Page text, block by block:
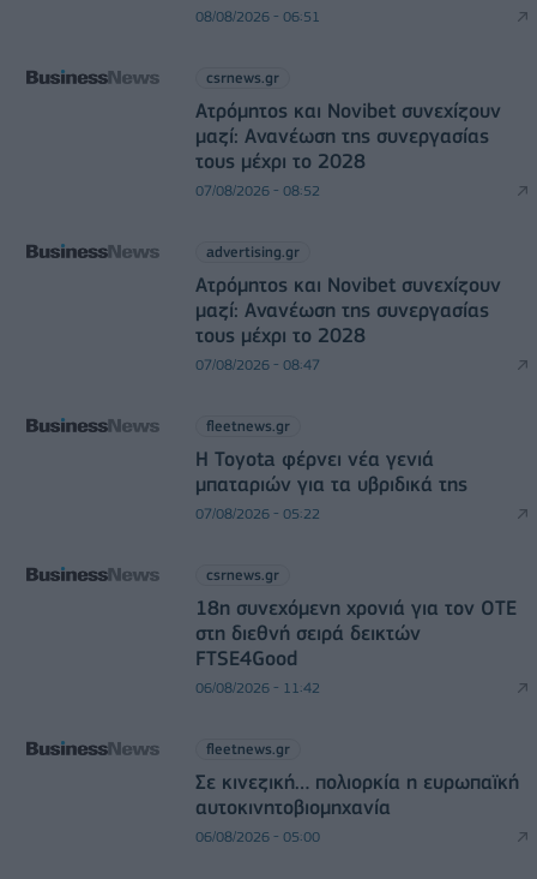
08/08/2026 - 06:51
csrnews.gr
Ατρόμητος και Novibet συνεχίζουν
μαζί: Ανανέωση της συνεργασίας
τους μέχρι το 2028
07/08/2026 - 08:52
advertising.gr
Ατρόμητος και Novibet συνεχίζουν
μαζί: Ανανέωση της συνεργασίας
τους μέχρι το 2028
07/08/2026 - 08:47
fleetnews.gr
Η Toyota φέρνει νέα γενιά
μπαταριών για τα υβριδικά της
07/08/2026 - 05:22
csrnews.gr
18η συνεχόμενη χρονιά για τον ΟΤΕ
στη διεθνή σειρά δεικτών
FTSE4Good
06/08/2026 - 11:42
fleetnews.gr
Σε κινεζική… πολιορκία η ευρωπαϊκή
αυτοκινητοβιομηχανία
06/08/2026 - 05:00